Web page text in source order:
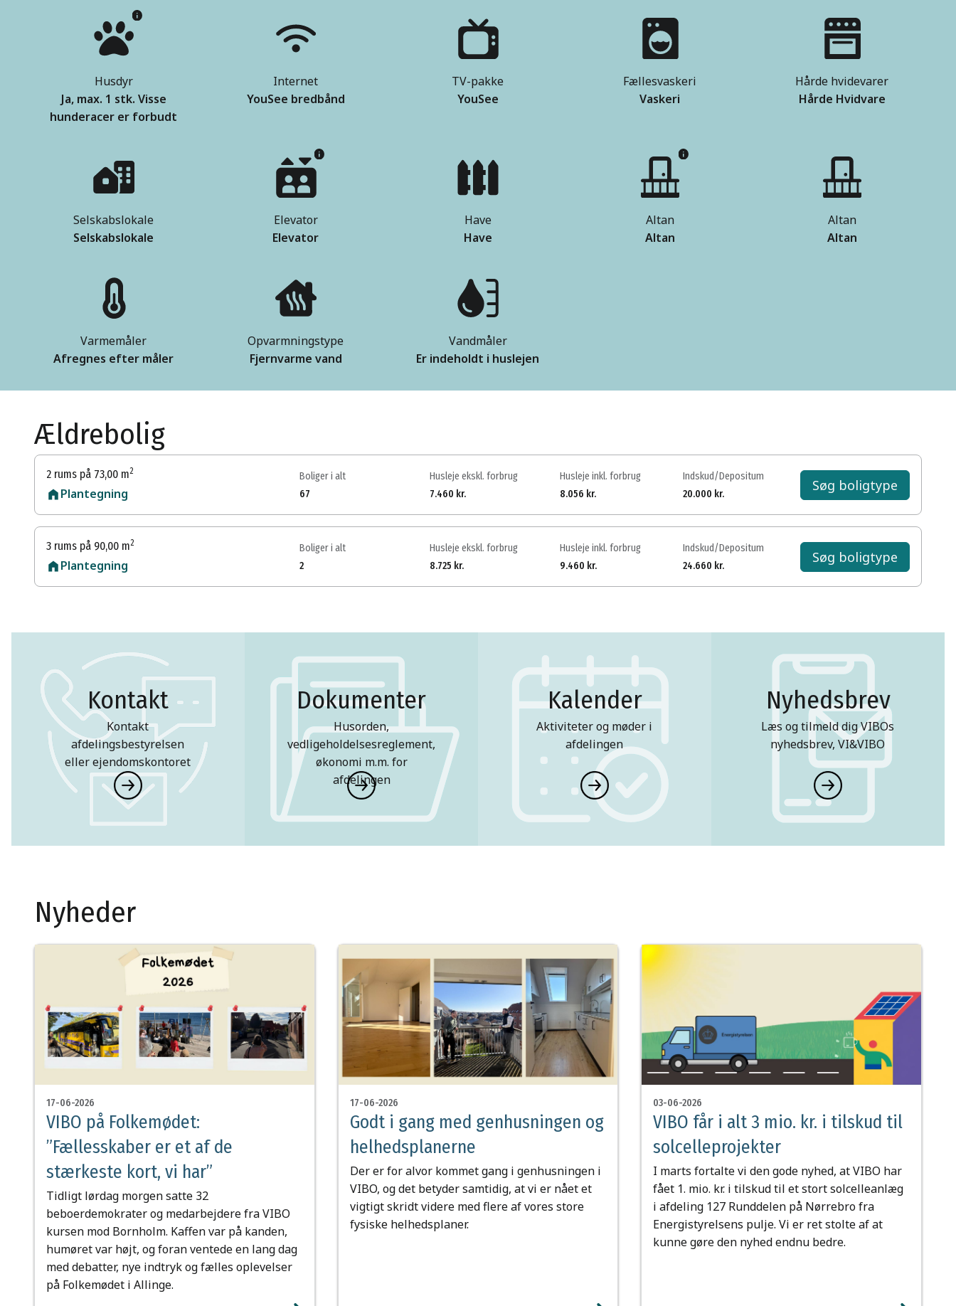
Husdyr
Ja, max. 1 stk. Visse
hunderacer er forbudt
Internet
YouSee bredbånd
TV-pakke
YouSee
Fællesvaskeri
Vaskeri
Hårde hvidevarer
Hårde Hvidvare
Selskabslokale
Selskabslokale
Elevator
Elevator
Have
Have
Altan
Altan
Altan
Altan
Varmemåler
Afregnes efter måler
Opvarmningstype
Fjernvarme vand
Vandmåler
Er indeholdt i huslejen
Ældrebolig
2 rums på 73,00 m2
Plantegning
Boliger i alt
67
Husleje ekskl. forbrug
7.460 kr.
Husleje inkl. forbrug
8.056 kr.
Indskud/Depositum
20.000 kr.
Søg boligtype
3 rums på 90,00 m2
Plantegning
Boliger i alt
2
Husleje ekskl. forbrug
8.725 kr.
Husleje inkl. forbrug
9.460 kr.
Indskud/Depositum
24.660 kr.
Søg boligtype
Kontakt
Kontakt
afdelingsbestyrelsen
eller ejendomskontoret
Dokumenter
Husorden,
vedligeholdelsesreglement,
økonomi m.m. for
afdelingen
Kalender
Aktiviteter og møder i
afdelingen
Nyhedsbrev
Læs og tilmeld dig VIBOs
nyhedsbrev, VI&VIBO
Nyheder
17-06-2026
VIBO på Folkemødet:
”Fællesskaber er et af de
stærkeste kort, vi har”
Tidligt lørdag morgen satte 32
beboerdemokrater og medarbejdere fra VIBO
kursen mod Bornholm. Kaffen var på kanden,
humøret var højt, og foran ventede en lang dag
med debatter, nye indtryk og fælles oplevelser
på Folkemødet i Allinge.
17-06-2026
Godt i gang med genhusningen og
helhedsplanerne
Der er for alvor kommet gang i genhusningen i
VIBO, og det betyder samtidig, at vi er nået et
vigtigt skridt videre med flere af vores store
fysiske helhedsplaner.
03-06-2026
VIBO får i alt 3 mio. kr. i tilskud til
solcelleprojekter
I marts fortalte vi den gode nyhed, at VIBO har
fået 1. mio. kr. i tilskud til et stort solcelleanlæg
i afdeling 127 Runddelen på Nørrebro fra
Energistyrelsens pulje. Vi er ret stolte af at
kunne gøre den nyhed endnu bedre.